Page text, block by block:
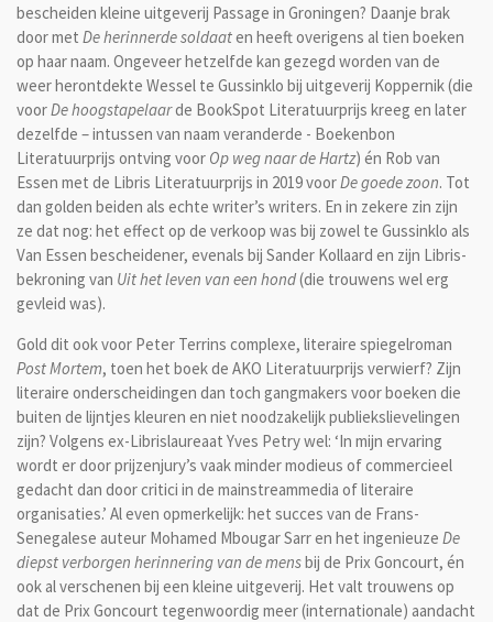
bescheiden kleine uitgeverij Passage in Groningen? Daanje brak
door met De herinnerde soldaaten heeft overigens al tien boeken
op haar naam. Ongeveer hetzelfde kan gezegd worden van de
weer herontdekte Wessel te Gussinklo bij uitgeverij Koppernik (die
voorDe hoogstapelaarde BookSpot Literatuurprijs kreeg en later
dezelfde – intussen van naam veranderde - Boekenbon
Literatuurprijs ontving voor Op weg naar de Hartz) én Rob van
Essen met de Libris Literatuurprijs in 2019 voorDe goede zoon. Tot
dan golden beiden als echte writer’s writers. En in zekere zin zijn
ze dat nog: het effect op de verkoop was bij zowel te Gussinklo als
Van Essen bescheidener, evenals bij Sander Kollaard en zijn Libris-
bekroning van Uit het leven van een hond(die trouwens wel erg
gevleid was).
Gold dit ook voor Peter Terrins complexe, literaire spiegelroman
Post Mortem, toen het boek de AKO Literatuurprijs verwierf? Zijn
literaire onderscheidingen dan toch gangmakers voor boeken die
buiten de lijntjes kleuren en niet noodzakelijk publiekslievelingen
zijn? Volgens ex-Librislaureaat Yves Petry wel: ‘In mijn ervaring
wordt er door prijzenjury’s vaak minder modieus of commercieel
gedacht dan door critici in de mainstreammedia of literaire
organisaties.’ Al even opmerkelijk: het succes van de Frans-
Senegalese auteur Mohamed Mbougar Sarr en het ingenieuze De
diepst verborgen herinnering van de mensbij de Prix Goncourt, én
ook al verschenen bij een kleine uitgeverij. Het valt trouwens op
dat de Prix Goncourt tegenwoordig meer (internationale) aandacht